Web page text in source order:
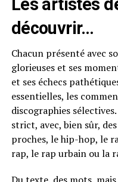
Les artistes
découvrir…
Chacun présenté avec
glorieuses et ses
et ses échecs
essentielles, les
discographies
strict, avec, bien sûr,
proches, le hip-hop, le
rap, le rap urbain ou la